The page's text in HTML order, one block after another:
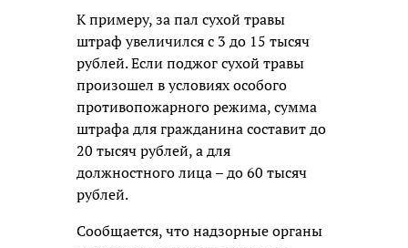
К примеру, за пал сухой травы
штраф увеличился с 3 до 15 тысяч
рублей. Если поджог сухой травы
произошел в условиях особого
противопожарного режима, сумма
штрафа для гражданина составит до
20 тысяч рублей, а для
должностного лица – до 60 тысяч
рублей.
Сообщается, что надзорные органы